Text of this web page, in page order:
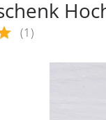
(1)